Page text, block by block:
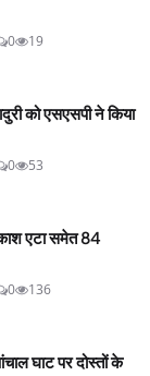
0 19
को एसएसपी ने किया
0 53
एटा समेत 84
0 136
घाट पर दोस्तों के